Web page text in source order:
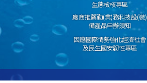
生態檢核專區
廠商推薦勤(業)務科技設(裝)
備產品申辦須知
因應國際情勢強化經濟社會
及民生國安韌性專區